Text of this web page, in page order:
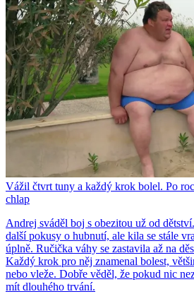
Vážil čtvrt tuny a každý krok bolel. Po
chlap
Andrej sváděl boj s obezitou už od
další pokusy o hubnutí, ale kila se stále
úplně. Ručička váhy se zastavila až na
Každý krok pro něj znamenal bolest,
nebo vleže. Dobře věděl, že pokud nic
mít dlouhého trvání.